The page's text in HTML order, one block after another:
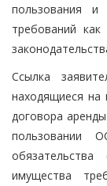
пользования
требований
Ссылка
находящиеся на
договора
пользовании
имущества